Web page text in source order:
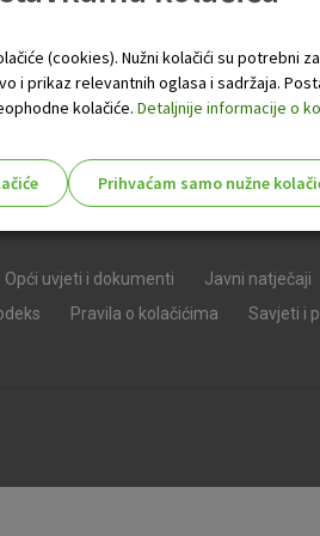
Opći uvjeti i dokumenti Javni natječaji
Pravila o kolačićima
Savjeti i
(cookies). Nužni kolačići su potrebni
i prikaz relevantnih oglasa i sadržaja.
kolačiće. Detaljnije informacije o
Prihvaćam samo nužne
njima, ali u tom